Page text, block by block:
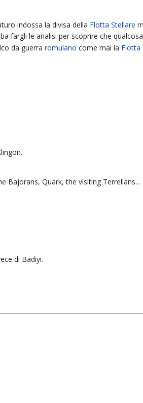
indossa la divisa della Flotta Stellare
fargli le analisi per scoprire che
da guerraromulano come mai la Flotta
Bajorans, Quark, the visiting Terrelians...
di Badiyi.